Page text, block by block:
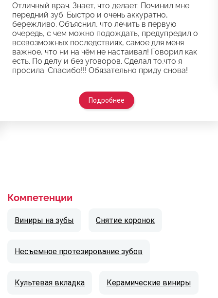
Отличный врач. Знает, что делает. Починил мне
передний зуб. Быстро и очень аккуратно,
бережливо. Объяснил, что лечить в первую
очередь, с чем можно подождать, предупредил о
всевозможных последствиях, самое для меня
важное, что ни на чём не настаивал! Говорил как
есть. По делу и без уговоров. Сделал то,что я
просила. Спасибо!!! Обязательно приду снова!
Подробнее
Компетенции
Виниры на зубы Снятие коронок
Несъемное протезирование зубов
Культевая вкладка Керамические виниры